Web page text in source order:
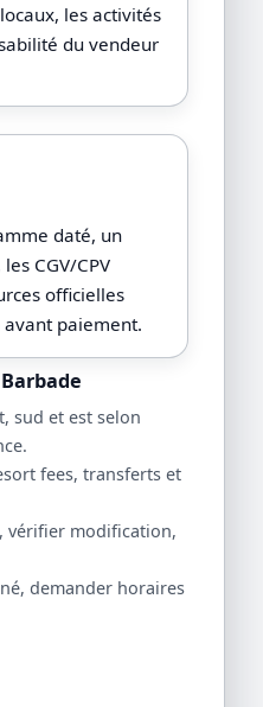
les activités
du vendeur
daté, un
CGV/CPV
officielles
paiement.
sud et est selon
fees, transferts et
vérifier modification,
demander horaires